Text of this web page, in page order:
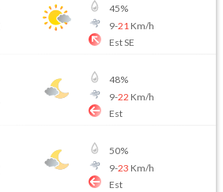
45%
9-21 Km/h
Est SE
48%
9-22 Km/h
Est
50%
9-23 Km/h
Est